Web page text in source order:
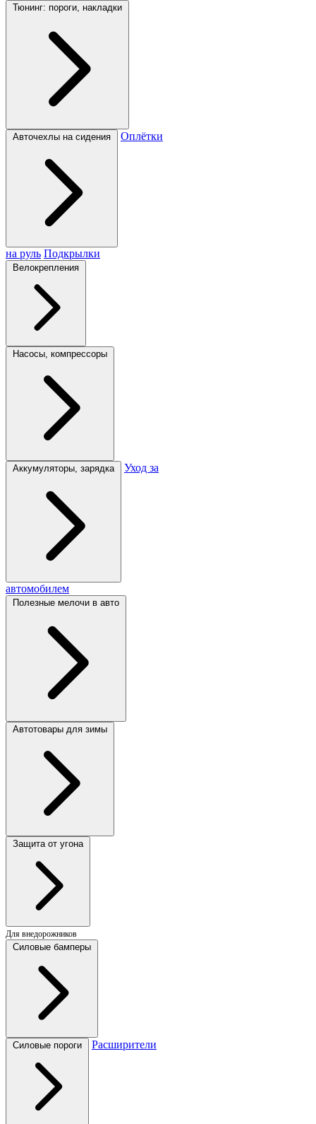
Тюнинг: пороги, накладки
Авточехлы на сидения Оплётки
на руль Подкрылки
Велокрепления
Насосы, компрессоры
Аккумуляторы, зарядка Уход за
автомобилем
Полезные мелочи в авто
Автотовары для зимы
Защита от угона
Для внедорожников
Силовые бамперы
Силовые пороги Расширители